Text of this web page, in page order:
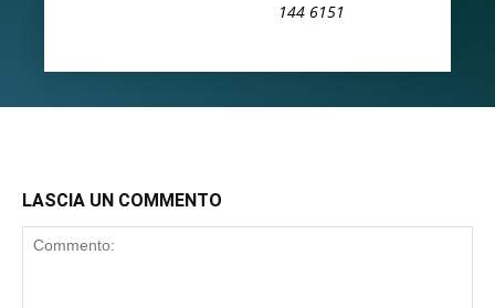
144 6151
LASCIA UN COMMENTO